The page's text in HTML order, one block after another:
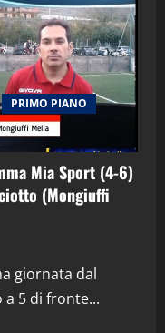
PRIMO PIANO
Mia Sport (4-6)
(Mongiuffi
giornata dal
a 5 di fronte...
29^ Puntata
2026)